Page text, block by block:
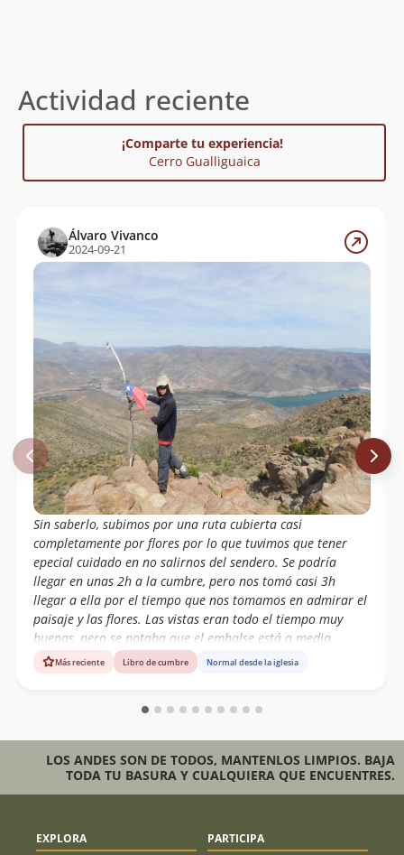
Actividad reciente
¡Comparte tu experiencia!
Cerro Gualliguaica
Álvaro Vivanco
2024-09-21
Sin saberlo, subimos por una ruta cubierta casi
completamente por flores por lo que tuvimos que tener
epecial cuidado en no salirnos del sendero. Se podría
llegar en unas 2h a la cumbre, pero nos tomó casi 3h
llegar a ella por el tiempo que nos tomamos en admirar el
paisaje y las flores. Las vistas eran todo el tiempo muy
buenas, pero se notaba que el embalse está a media
capacidad. Cerro muy recomendable para hacer por el día
si es que se anda por la zona.
Más reciente Libro de cumbre Normal desde la iglesia
LOS ANDES SON DE TODOS, MANTENLOS LIMPIOS. BAJA
TODA TU BASURA Y CUALQUIERA QUE ENCUENTRES.
EXPLORA PARTICIPA